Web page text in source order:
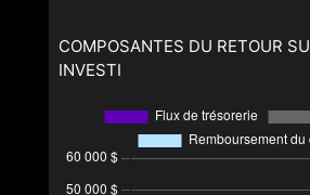
COMPOSANTES DU RETOUR
INVESTI